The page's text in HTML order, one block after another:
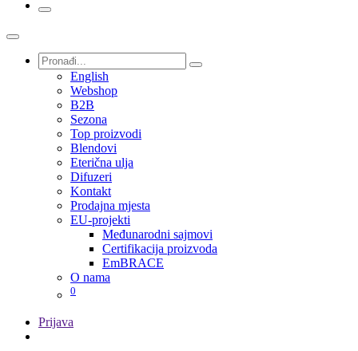
English
Webshop
B2B
Sezona
Top proizvodi
Blendovi
Eterična ulja
Difuzeri
Kontakt
Prodajna mjesta
EU-projekti
Međunarodni sajmovi
Certifikacija proizvoda
EmBRACE
O nama
0
Prijava